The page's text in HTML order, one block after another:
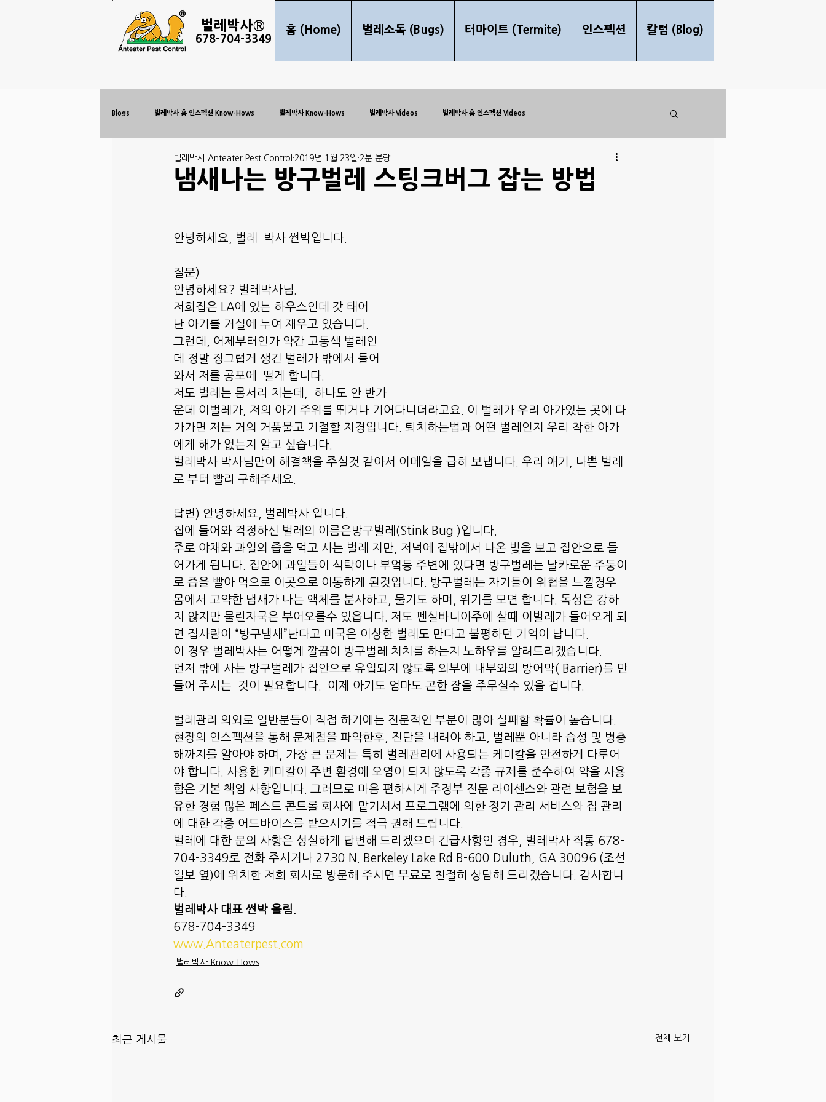
벌레 박사®
678-704-3349
홈 (Home) 벌레소독 (Bugs) 터마이트 (Termite) 인스펙션 칼럼 (Blog)
Blogs 벌레박사 홈 인스펙션 Know-Hows 벌레박사 Know-Hows 벌레박사 Videos 벌레박사 홈 인스펙션 Videos
냄새나는 방구벌레 스팅크버그 잡는 방법
벌레박사 Anteater Pest Control 2019년 1월 23일 2분 분량
안녕하세요, 벌레  박사 썬박입니다.
질문)
안녕하세요? 벌레박사님.
저희집은 LA에 있는 하우스인데 갓 태어
난 아기를 거실에 누여 재우고 있습니다.
그런데, 어제부터인가 약간 고동색 벌레인
데 정말 징그럽게 생긴 벌레가 밖에서 들어
와서 저를 공포에  떨게 합니다.
저도 벌레는 몸서리 치는데,  하나도 안 반가
운데 이벌레가, 저의 아기 주위를 뛰거나 기어다니더라고요. 이 벌레가 우리 아가있는 곳에 다
가가면 저는 거의 거품물고 기절할 지경입니다. 퇴치하는법과 어떤 벌레인지 우리 착한 아가
에게 해가 없는지 알고 싶습니다.
벌레박사 박사님만이 해결책을 주실것 같아서 이메일을 급히 보냅니다. 우리 애기, 나쁜 벌레
로 부터 빨리 구해주세요.
답변) 안녕하세요, 벌레박사 입니다.
집에 들어와 걱정하신 벌레의 이름은방구벌레(Stink Bug )입니다.
주로 야채와 과일의 즙을 먹고 사는 벌레 지만, 저녁에 집밖에서 나온 빛을 보고 집안으로 들
어가게 됩니다. 집안에 과일들이 식탁이나 부엌등 주변에 있다면 방구벌레는 날카로운 주둥이
로 즙을 빨아 먹으로 이곳으로 이동하게 된것입니다. 방구벌레는 자기들이 위협을 느낄경우
몸에서 고약한 냄새가 나는 액체를 분사하고, 물기도 하며, 위기를 모면 합니다. 독성은 강하
지 않지만 물린자국은 부어오를수 있읍니다. 저도 펜실바니아주에 살때 이벌레가 들어오게 되
면 집사람이 “방구냄새”난다고 미국은 이상한 벌레도 만다고 불평하던 기억이 납니다.
이 경우 벌레박사는 어떻게 깔끔이 방구벌레 처치를 하는지 노하우를 알려드리겠습니다.
먼저 밖에 사는 방구벌레가 집안으로 유입되지 않도록 외부에 내부와의 방어막( Barrier)를 만
들어 주시는  것이 필요합니다.  이제 아기도 엄마도 곤한 잠을 주무실수 있을 겁니다.
벌레관리 의외로 일반분들이 직접 하기에는 전문적인 부분이 많아 실패할 확률이 높습니다.
현장의 인스펙션을 통해 문제점을 파악한후, 진단을 내려야 하고, 벌레뿐 아니라 습성 및 병충
해까지를 알아야 하며, 가장 큰 문제는 특히 벌레관리에 사용되는 케미칼을 안전하게 다루어
야 합니다. 사용한 케미칼이 주변 환경에 오염이 되지 않도록 각종 규제를 준수하여 약을 사용
함은 기본 책임 사항입니다. 그러므로 마음 편하시게 주정부 전문 라이센스와 관련 보험을 보
유한 경험 많은 페스트 콘트롤 회사에 맡기셔서 프로그램에 의한 정기 관리 서비스와 집 관리
에 대한 각종 어드바이스를 받으시기를 적극 권해 드립니다.
벌레에 대한 문의 사항은 성실하게 답변해 드리겠으며 긴급사항인 경우, 벌레박사 직통 678-
704-3349로 전화 주시거나 2730 N. Berkeley Lake Rd B-600 Duluth, GA 30096 (조선
일보 옆)에 위치한 저희 회사로 방문해 주시면 무료로 친절히 상담해 드리겠습니다. 감사합니
다.
벌레박사 대표 썬박 올림.
678-704-3349
www.Anteaterpest.com
벌레박사 Know-Hows
최근 게시물 전체 보기